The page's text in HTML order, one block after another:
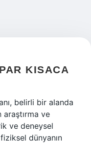
KISACA
belirli bir alanda
araştırma ve
ve deneysel
dünyanın